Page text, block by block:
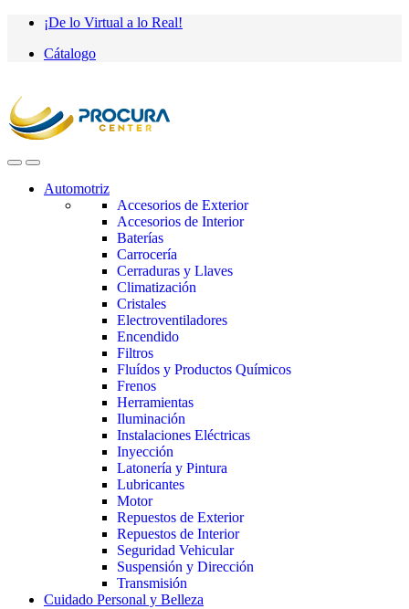
Saltar
navegación
saltar
contenido
¡De lo Virtual a lo Real!
Cátalogo
Automotriz
Accesorios de Exterior
Accesorios de Interior
Baterías
Carrocería
Cerraduras y Llaves
Climatización
Cristales
Electroventiladores
Encendido
Filtros
Fluídos y Productos Químicos
Frenos
Herramientas
Iluminación
Instalaciones Eléctricas
Inyección
Latonería y Pintura
Lubricantes
Motor
Repuestos de Exterior
Repuestos de Interior
Seguridad Vehicular
Suspensión y Dirección
Transmisión
Cuidado Personal y Belleza